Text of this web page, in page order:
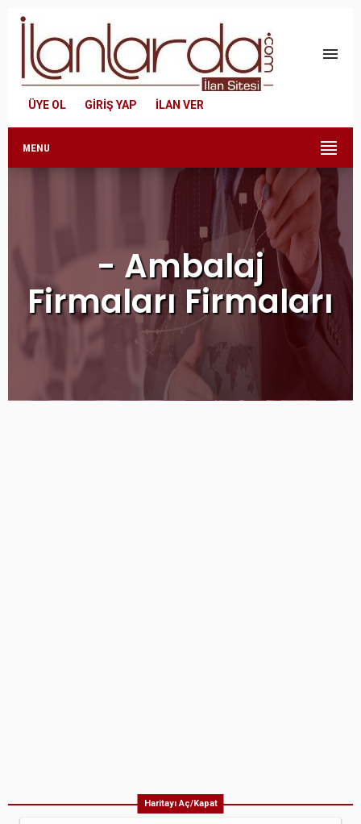
menu
ÜYE OL GİRİŞ YAP İLAN VER
MENU
- Ambalaj
Firmaları Firmaları
Haritayı Aç/Kapat